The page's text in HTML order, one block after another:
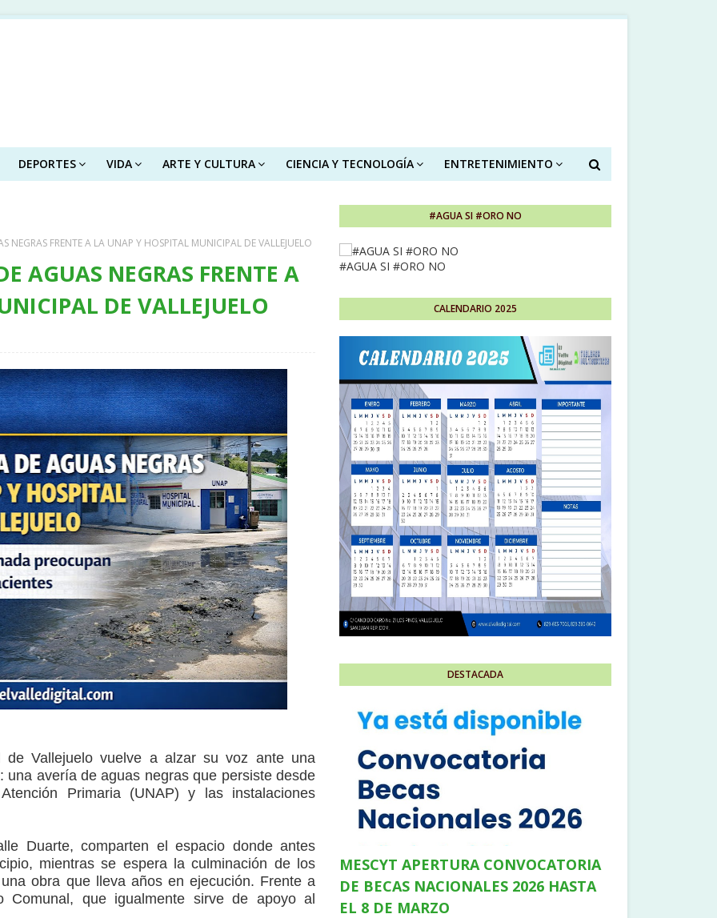
DEPORTES VIDA ARTE Y CULTURA CIENCIA Y TECNOLOGÍA ENTRETENIMIENTO
NEGRAS FRENTE A LA UNAP Y HOSPITAL MUNICIPAL DE VALLEJUELO
AGUAS NEGRAS FRENTE A
DE VALLEJUELO
de Vallejuelo vuelve a alzar su voz ante una
avería de aguas negras que persiste desde
Primaria (UNAP) y las instalaciones
Duarte, comparten el espacio donde antes
mientras se espera la culminación de los
obra que lleva años en ejecución. Frente a
que igualmente sirve de apoyo al
#AGUA SI #ORO NO
#AGUA SI #ORO NO
CALENDARIO 2025
DESTACADA
MESCYT APERTURA CONVOCATORIA
DE BECAS NACIONALES 2026 HASTA
EL 8 DE MARZO